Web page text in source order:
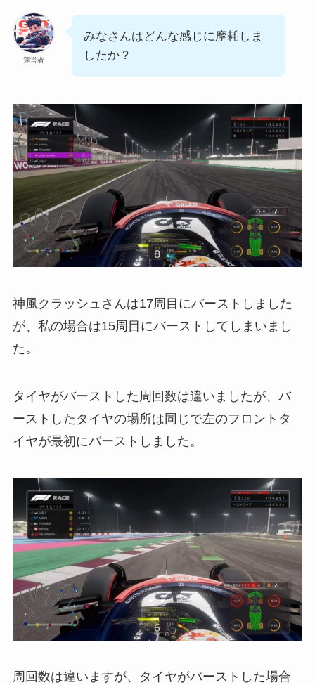
運営者
みなさんはどんな感じに摩耗しま
したか？
神風クラッシュさんは17周目にバーストしました
が、私の場合は15周目にバーストしてしまいまし
た。
タイヤがバーストした周回数は違いましたが、バ
ーストしたタイヤの場所は同じで左のフロントタ
イヤが最初にバーストしました。
周回数は違いますが、タイヤがバーストした場合